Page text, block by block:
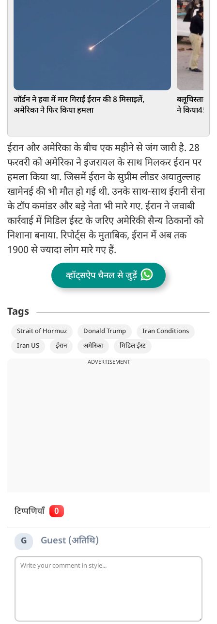
जॉर्डन ने हवा में मार गिराईं ईरान की 8 मिसाइलें,
अमेरिका ने फिर किया हमला
बलूचिस्तान
ने किया45
ईरान और अमेरिका के बीच एक महीने से जंग जारी है. 28
फरवरी को अमेरिका ने इजरायल के साथ मिलकर ईरान पर
हमला किया था. जिसमें ईरान के सुप्रीम लीडर अयातुल्लाह
खामेनई की भी मौत हो गई थी. उनके साथ-साथ ईरानी सेना
के टॉप कमांडर और बड़े नेता भी मारे गए. ईरान ने जवाबी
कार्रवाई में मिडिल ईस्ट के जरिए अमेरिकी सैन्य ठिकानों को
निशाना बनाया. रिपोर्ट्स के मुताबिक, ईरान में अब तक
1900 से ज्यादा लोग मारे गए हैं.
व्हॉट्सऐप चैनल से जुड़ें
Tags
Strait of Hormuz Donald Trump
Iran Conditions
Iran US
ईरान अमेरिका मिडिल ईस्ट
ADVERTISEMENT
टिप्पणियाँ 0
G Guest (अतिथि)